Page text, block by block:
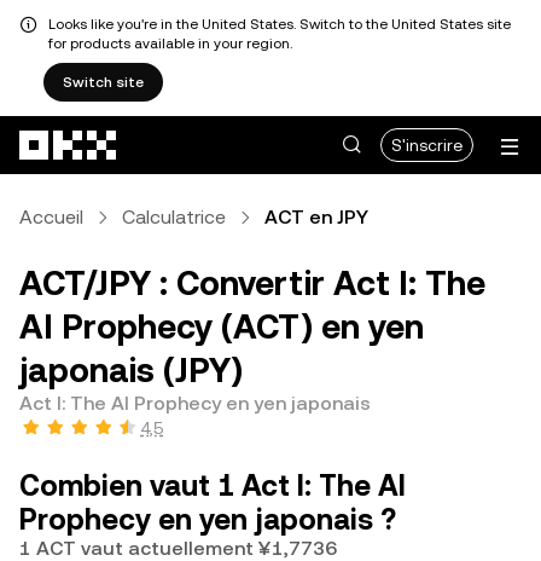
Looks like you're in the United States. Switch to the United States site
for products available in your region.
Switch site
S'inscrire
Accueil Calculatrice ACT en JPY
ACT/JPY : Convertir Act I: The
AI Prophecy (ACT) en yen
japonais (JPY)
Act I: The AI Prophecy en yen japonais
4,5
Combien vaut 1 Act I: The AI
Prophecy en yen japonais ?
1 ACT vaut actuellement ¥1,7736